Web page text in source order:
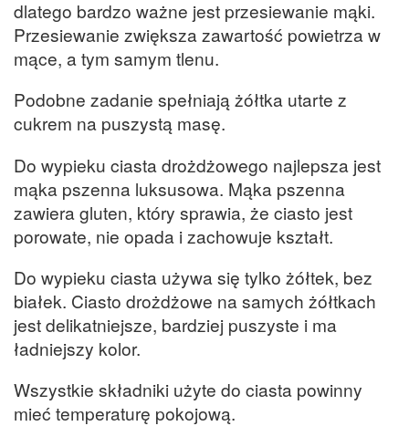
dlatego bardzo ważne jest przesiewanie mąki.
Przesiewanie zwiększa zawartość powietrza w
mące, a tym samym tlenu.
Podobne zadanie spełniają żółtka utarte z
cukrem na puszystą masę.
Do wypieku ciasta drożdżowego najlepsza jest
mąka pszenna luksusowa. Mąka pszenna
zawiera gluten, który sprawia, że ciasto jest
porowate, nie opada i zachowuje kształt.
Do wypieku ciasta używa się tylko żółtek, bez
białek. Ciasto drożdżowe na samych żółtkach
jest delikatniejsze, bardziej puszyste i ma
ładniejszy kolor.
Wszystkie składniki użyte do ciasta powinny
mieć temperaturę pokojową.